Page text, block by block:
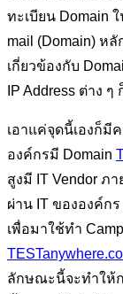
ทะเบียน Domain
mail (Domain) ห
เกี่ยวข้องกับ
IP Address ต่าง
เอาแค่จุดนี้เองก็มี
องค์กรมี Domain
สูงมี IT Vendor ภ
ผ่าน IT ขององค์ก
เพื่อมาใช้ทำ
ลักษณะนี้จะทำให้ก